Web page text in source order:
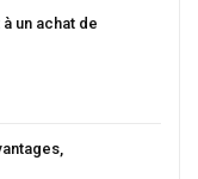
un achat de